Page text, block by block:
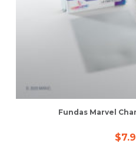
Fundas Marvel
$